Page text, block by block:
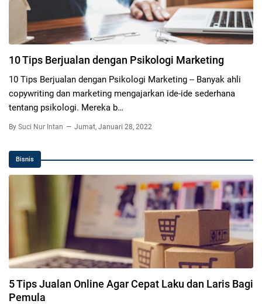
10 Tips Berjualan dengan Psikologi Marketing
10 Tips Berjualan dengan Psikologi Marketing -- Banyak ahli
copywriting dan marketing mengajarkan ide-ide sederhana
tentang psikologi. Mereka b…
By Suci Nur Intan Jumat, Januari 28, 2022
Bisnis
5 Tips Jualan Online Agar Cepat Laku dan Laris Bagi
Pemula